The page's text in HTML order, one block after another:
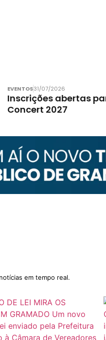
EVENTOS31/07/2026
Inscrições abertas
Concert 2027
em tempo real.